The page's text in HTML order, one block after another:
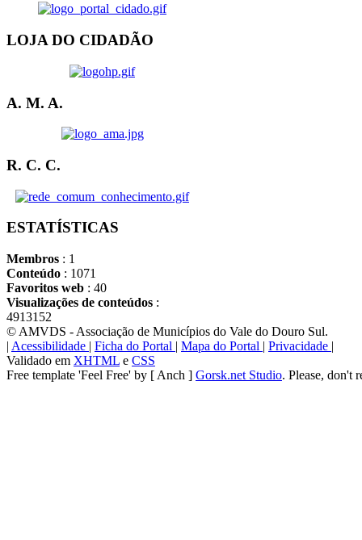
LOJA DO CIDADÃO
A. M. A.
R. C. C.
ESTATÍSTICAS
Membros : 1
Conteúdo : 1071
Favoritos web : 40
Visualizações de conteúdos :
4913152
© AMVDS - Associação de Municípios do Vale do Douro Sul.
| Acessibilidade | Ficha do Portal | Mapa do Portal | Privacidade |
Validado em XHTML e CSS
Free template 'Feel Free' by [ Anch ] Gorsk.net Studio. Please, don't